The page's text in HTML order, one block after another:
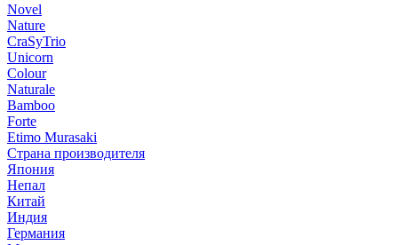
Novel
Nature
CraSyTrio
Unicorn
Colour
Naturale
Bamboo
Forte
Etimo Murasaki
Страна производителя
Япония
Непал
Китай
Индия
Германия